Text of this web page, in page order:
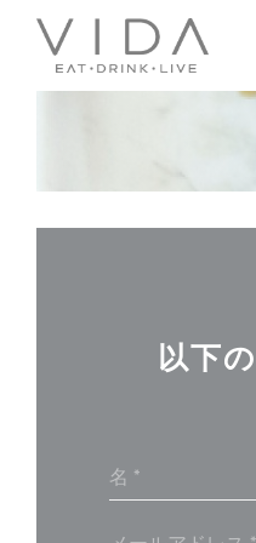
クッキー利用の管理について
以下